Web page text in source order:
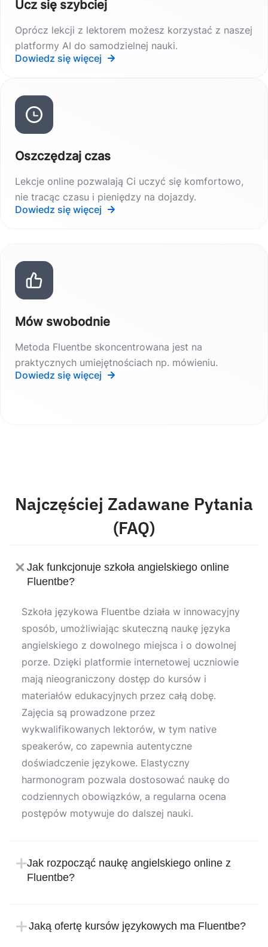
Ucz się szybciej
Oprócz lekcji z lektorem możesz korzystać z naszej
platformy AI do samodzielnej nauki.
Dowiedz się więcej
Oszczędzaj czas
Lekcje online pozwalają Ci uczyć się komfortowo,
nie tracąc czasu i pieniędzy na dojazdy.
Dowiedz się więcej
Mów swobodnie
Metoda Fluentbe skoncentrowana jest na
praktycznych umiejętnościach np. mówieniu.
Dowiedz się więcej
Najczęściej Zadawane Pytania
(FAQ)
Jak funkcjonuje szkoła angielskiego online
Fluentbe?
Szkoła językowa Fluentbe działa w innowacyjny
sposób, umożliwiając skuteczną naukę języka
angielskiego z dowolnego miejsca i o dowolnej
porze. Dzięki platformie internetowej uczniowie
mają nieograniczony dostęp do kursów i
materiałów edukacyjnych przez całą dobę.
Zajęcia są prowadzone przez
wykwalifikowanych lektorów, w tym native
speakerów, co zapewnia autentyczne
doświadczenie językowe. Elastyczny
harmonogram pozwala dostosować naukę do
codziennych obowiązków, a regularna ocena
postępów motywuje do dalszej nauki.
Jak rozpocząć naukę angielskiego online z
Fluentbe?
intuicyjne. Wystarczy zarejestrować się na
Jaką ofertę kursów językowych ma Fluentbe?